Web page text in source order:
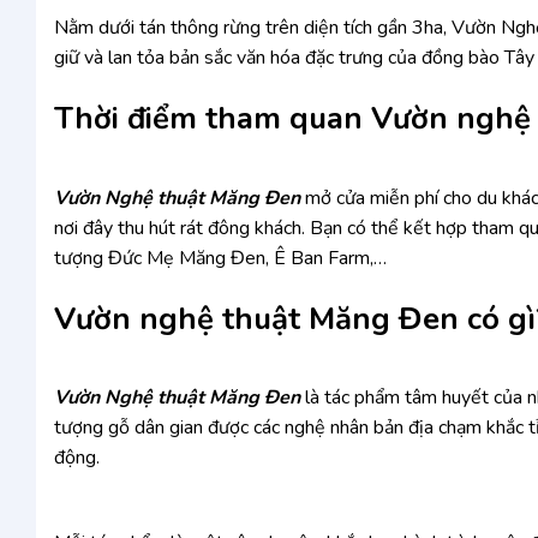
Nằm dưới tán thông rừng trên diện tích gần 3ha, Vườn
giữ và lan tỏa bản sắc văn hóa đặc trưng của đồng bào
Thời điểm tham quan Vườn
Vườn Nghệ thuật Măng Đenmở cửa miễn phí cho du
nơi đây thu hút rát đông khách. Bạn có thể kết hợp tham
tượng Đức Mẹ Măng Đen, Ê Ban Farm,…
Vườn nghệ thuật Măng Đen có
Vườn Nghệ thuật Măng Đenlà tác phẩm tâm huyết của
tượng gỗ dân gian được các nghệ nhân bản địa chạm
động.